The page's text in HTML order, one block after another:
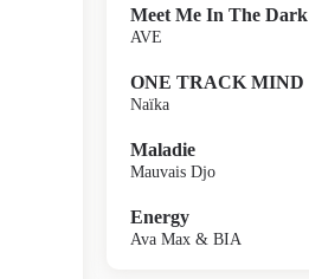
Meet Me In The Dark
AVE
ONE TRACK MIND
Naïka
Maladie
Mauvais Djo
Energy
Ava Max & BIA